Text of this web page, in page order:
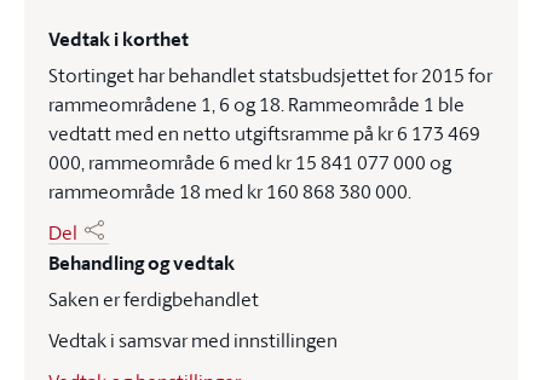
Vedtak i korthet
Stortinget har behandlet statsbudsjettet for 2015 for
rammeområdene 1, 6 og 18. Rammeområde 1 ble
vedtatt med en netto utgiftsramme på kr 6 173 469
000, rammeområde 6 med kr 15 841 077 000 og
rammeområde 18 med kr 160 868 380 000.
Del
Behandling og vedtak
Saken er ferdigbehandlet
Vedtak i samsvar med innstillingen